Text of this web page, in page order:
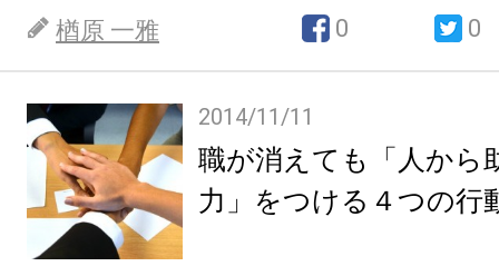
楢原 一雅 0 0
2014/11/11
職が消えても「人から
力」をつける４つの行